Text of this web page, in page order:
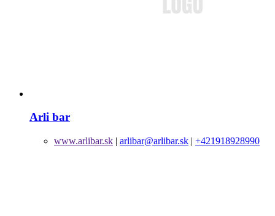
Arli bar
www.arlibar.sk | arlibar@arlibar.sk | +421918928990